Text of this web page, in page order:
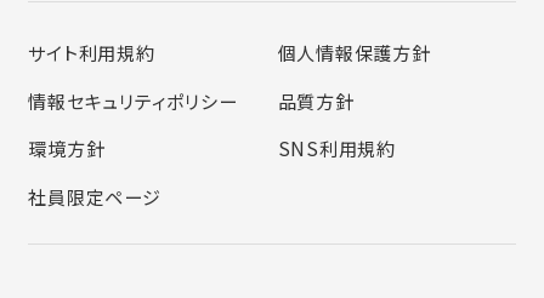
サイト利用規約
個人情報保護方針
情報セキュリティポリシー
品質方針
環境方針
SNS利用規約
社員限定ページ